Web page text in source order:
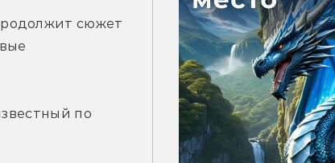
сюжет
по